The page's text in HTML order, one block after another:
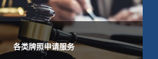
各类牌照申请服务